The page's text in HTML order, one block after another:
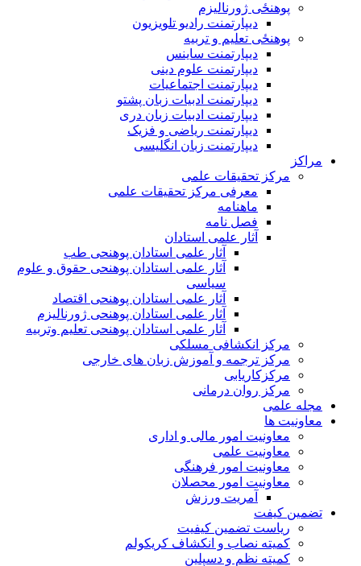
پوهنځی ژورنالیزم
دیپارتمنت رادیو تلویزیون
پوهنځی تعلیم و تربیه
دیپارتمنت ساینس
دیپارتمنت علوم دینی
دیپارتمنت اجتماعیات
دیپارتمنت ادبیات زبان پشتو
دیپارتمنت ادبیات زبان دری
دیپارتمنت ریاضی و فزیک
دیپارتمنت زبان انگلیسی
مراکز
مرکز تحقیقات علمی
معرفی مرکز تحقیقات علمی
ماهنامه
فصل نامه
آثار علمی استادان
آثار علمی استادان پوهنحی طب
آثار علمی استادان پوهنحی حقوق و علوم
سیاسی
آثار علمی استادان پوهنحی اقتصاد
آثار علمی استادان پوهنحی ژورنالیزم
آثار علمی استادان پوهنحی تعلیم وتربیه
مرکز انکشافی مسلکی
مرکز ترجمه و آموزش زبان های خارجی
مرکزکاریابی
مرکز روان درمانی
مجله علمی
معاونیت ها
معاونیت امور مالی و اداری
معاونیت علمی
معاونیت امور فرهنگی
معاونیت امور محصلان
آمریت ورزش
تضمین کیفت
ریاست تضمین کیفیت
کمیته نصاب و انکشاف کریکولم
کمیته نظم و دسپلین